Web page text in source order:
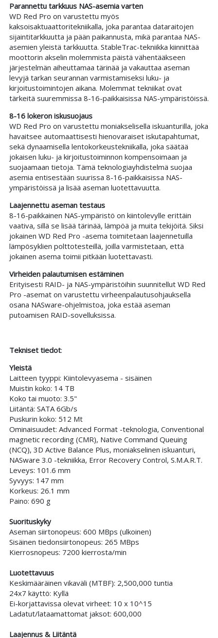
Parannettu tarkkuus NAS-asemia varten
WD Red Pro on varustettu myös
kaksoisaktuaattoritekniikalla, joka parantaa dataraitojen
sijaintitarkkuutta ja pään paikannusta, mikä parantaa NAS-
asemien yleistä tarkkuutta. StableTrac-tekniikka kiinnittää
moottorin akselin molemmista päistä vähentääkseen
järjestelmän aiheuttamaa tärinää ja vakauttaa aseman
levyjä tarkan seurannan varmistamiseksi luku- ja
kirjoitustoimintojen aikana. Molemmat tekniikat ovat
tärkeitä suuremmissa 8-16-paikkaisissa NAS-ympäristöissä.
8-16 lokeron iskusuojaus
WD Red Pro on varustettu moniakselisella iskuanturilla, joka
havaitsee automaattisesti hienovaraiset iskutapahtumat,
sekä dynaamisella lentokorkeustekniikalla, joka säätää
jokaisen luku- ja kirjoitustoiminnon kompensoimaan ja
suojaamaan tietoja. Tämä teknologiayhdistelmä suojaa
asemia entisestään suurissa 8-16-paikkaisissa NAS-
ympäristöissä ja lisää aseman luotettavuutta.
Laajennettu aseman testaus
8-16-paikkainen NAS-ympäristö on kiintolevylle erittäin
vaativa, sillä se lisää tärinää, lämpöä ja muita tekijöitä. Siksi
jokainen WD Red Pro -asema toimitetaan laajennetuilla
lämpösyklien polttotesteillä, joilla varmistetaan, että
jokainen asema toimii pitkään luotettavasti.
Virheiden palautumisen estäminen
Erityisesti RAID- ja NAS-ympäristöihin suunnitellut WD Red
Pro -asemat on varustettu virheenpalautusohjauksella
osana NASware-ohjelmistoa, joka estää aseman
putoamisen RAID-sovelluksissa.
Tekniset tiedot:
Yleistä
Laitteen tyyppi: Kiintolevyasema - sisäinen
Muistin koko: 14 TB
Koko tai muoto: 3.5"
Liitäntä: SATA 6Gb/s
Puskurin koko: 512 Mt
Ominaisuudet: Advanced Format -teknologia, Conventional
magnetic recording (CMR), Native Command Queuing
(NCQ), 3D Active Balance Plus, moniakselinen iskuanturi,
NASware 3.0 -tekniikka, Error Recovery Control, S.M.A.R.T.
Leveys: 101.6 mm
Syvyys: 147 mm
Korkeus: 26.1 mm
Paino: 690 g
Suorituskyky
Aseman siirtonopeus: 600 MBps (ulkoinen)
Sisäinen tiedonsiirtonopeus: 265 MBps
Kierrosnopeus: 7200 kierrosta/min
Luotettavuus
Keskimääräinen vikaväli (MTBF): 2,500,000 tuntia
24x7 käyttö: Kyllä
Ei-korjattavissa olevat virheet: 10 x 10^15
Ladatut/lataamattomat jaksot: 600,000
Laajennus & Liitäntä